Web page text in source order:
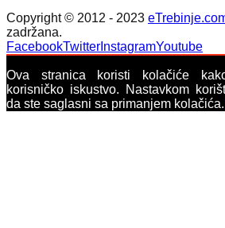
Copyright © 2012 - 2023
zadržana.
FacebookTwitter InstagramYoutube
Ova stranica koristi kolačiće
korisničko iskustvo. Nastavkom
da ste saglasni sa primanjem kolačića.